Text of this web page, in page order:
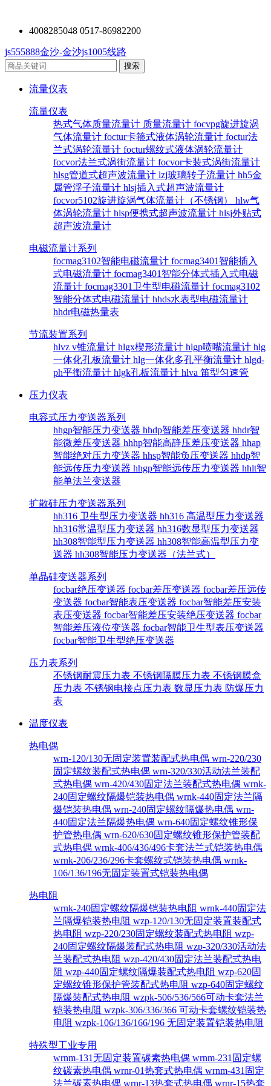
4008285048 0517-86982200
js555888金沙-金沙js1005线路
流量仪表
流量仪表
热式气体质量流量计 质量流量计 focvpg旋进旋涡
气体流量计 foctur卡箍式液体涡轮流量计 foctur法
兰式涡轮流量计 foctur螺纹式液体涡轮流量计
focvor法兰式涡街流量计 focvor卡装式涡街流量计
hlsg管道式超声波流量计 lzj玻璃转子流量计 hh5金
属管浮子流量计 hlsj插入式超声波流量计
focvor5102旋进旋涡气体流量计（不锈钢） hlw气
体涡轮流量计 hlsp便携式超声波流量计 hlsj外贴式
超声波流量计
电磁流量计系列
focmag3102智能电磁流量计 focmag3401智能插入
式电磁流量计 focmag3401智能分体式插入式电磁
流量计 focmag3301卫生型电磁流量计 focmag3102
智能分体式电磁流量计 hhds水表型电磁流量计
hhdr电磁热量表
节流装置系列
hlvz v锥流量计 hlgx楔形流量计 hlgp喷嘴流量计 hlg
一体化孔板流量计 hlg一体化多孔平衡流量计 hlgd-
ph平衡流量计 hlgk孔板流量计 hlva 笛型匀速管
压力仪表
电容式压力变送器系列
hhgp智能压力变送器 hhdp智能差压变送器 hhdr智
能微差压变送器 hhhp智能高静压差压变送器 hhap
智能绝对压力变送器 hhsp智能负压变送器 hhdp智
能远传压力变送器 hhgp智能远传压力变送器 hhlt智
能单法兰变送器
扩散硅压力变送器系列
hh316 卫生型压力变送器 hh316 高温型压力变送器
hh316常温型压力变送器 hh316数显型压力变送器
hh308智能型压力变送器 hh308智能高温型压力变
送器 hh308智能压力变送器（法兰式）
单晶硅变送器系列
focbar绝压变送器 focbar差压变送器 focbar差压远传
变送器 focbar智能表压变送器 focbar智能差压安装
表压变送器 focbar智能差压安装绝压变送器 focbar
智能差压液位变送器 focbar智能卫生型表压变送器
focbar智能卫生型绝压变送器
压力表系列
不锈钢耐震压力表 不锈钢隔膜压力表 不锈钢膜盒
压力表 不锈钢电接点压力表 数显压力表 防爆压力
表
温度仪表
热电偶
wrn-120/130无固定装置装配式热电偶 wrn-220/230
固定螺纹装配式热电偶 wrn-320/330活动法兰装配
式热电偶 wrn-420/430固定法兰装配式热电偶 wrnk-
240固定螺纹隔爆铠装热电偶 wrnk-440固定法兰隔
爆铠装热电偶 wrn-240固定螺纹隔爆热电偶 wrn-
440固定法兰隔爆热电偶 wrn-640固定螺纹锥形保
护管热电偶 wrn-620/630固定螺纹锥形保护管装配
式热电偶 wrnk-406/436/496卡套法兰式铠装热电偶
wrnk-206/236/296卡套螺纹式铠装热电偶 wrnk-
106/136/196无固定装置式铠装热电偶
热电阻
wrnk-240固定螺纹隔爆铠装热电阻 wrnk-440固定法
兰隔爆铠装热电阻 wzp-120/130无固定装置装配式
热电阻 wzp-220/230固定螺纹装配式热电阻 wzp-
240固定螺纹隔爆装配式热电阻 wzp-320/330活动法
兰装配式热电阻 wzp-420/430固定法兰装配式热电
阻 wzp-440固定螺纹隔爆装配式热电阻 wzp-620固
定螺纹锥形保护管装配式热电阻 wzp-640固定螺纹
隔爆装配式热电阻 wzpk-506/536/566可动卡套法兰
铠装热电阻 wzpk-306/336/366 可动卡套螺纹铠装热
电阻 wzpk-106/136/166/196 无固定装置铠装热电阻
特殊型工业专用
wrnm-131无固定装置碳素热电偶 wrnm-231固定螺
纹碳素热电偶 wrnr-01热套式热电偶 wrnm-431固定
法兰碳素热电偶 wrnr-13热套式热电偶 wrnr-15热套